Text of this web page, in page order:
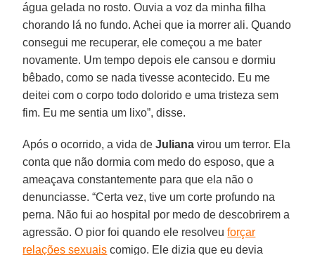
água gelada no rosto. Ouvia a voz da minha filha
chorando lá no fundo. Achei que ia morrer ali. Quando
consegui me recuperar, ele começou a me bater
novamente. Um tempo depois ele cansou e dormiu
bêbado, como se nada tivesse acontecido. Eu me
deitei com o corpo todo dolorido e uma tristeza sem
fim. Eu me sentia um lixo”, disse.
Após o ocorrido, a vida deJuliana virou um terror. Ela
conta que não dormia com medo do esposo, que a
ameaçava constantemente para que ela não o
denunciasse. “Certa vez, tive um corte profundo na
perna. Não fui ao hospital por medo de descobrirem a
agressão. O pior foi quando ele resolveuforçar
relações sexuais comigo. Ele dizia que eu devia